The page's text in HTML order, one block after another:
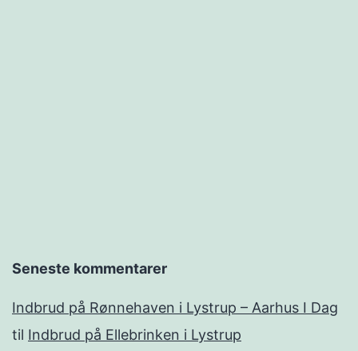
Seneste kommentarer
Indbrud på Rønnehaven i Lystrup – Aarhus I Dag
til Indbrud på Ellebrinken i Lystrup